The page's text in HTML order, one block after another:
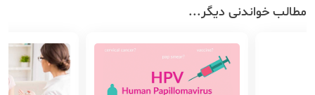
مطالب خواندنی دیگر...